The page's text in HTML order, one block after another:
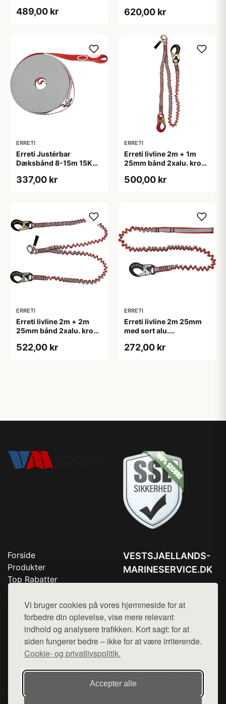
Vi bruger cookies på vores hjemmeside for at
forbedre din oplevelse, vise mere relevant
indhold og analysere trafikken. Kort sagt: for at
siden fungerer bedre – ikke for at være irriterende.
Cookie- og privatlivspolitik.
Accepter alle
489,00 kr 620,00 kr
ERRETI
Erreti Justérbar
Dæksbånd 8-15m 15Kn
337,00 kr
ERRETI
Erreti livline 2m + 1m
25mm bånd 2xalu. krog
500,00 kr
ERRETI
Erreti livline 2m + 2m
25mm bånd 2xalu. krog
522,00 kr
ERRETI
Erreti livline 2m 25mm
med sort alu.
272,00 kr
Forside
Produkter
Top Rabatter
Kontakt
VESTSJAELLANDS-
MARINESERVICE.DK
Mail:hej@want.dk
Cookie- og privatlivspolitik
Denne side er en del af want.dk, der udgiver en række
hjemmesider med præsentation af forskellige produkter fra
diverse webshops. Der sælges ikke varer fra denne side - vi